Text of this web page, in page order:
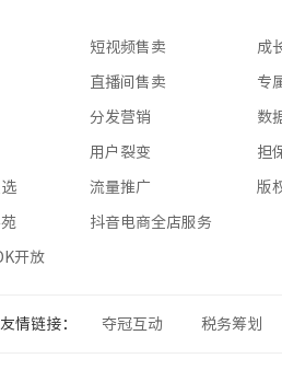
开放
短视频售卖
直播间售卖
分发营销
用户裂变
流量推广
抖音电商全店服务
成
专
数
担
版
友情链接： 夺冠互动 税务筹划